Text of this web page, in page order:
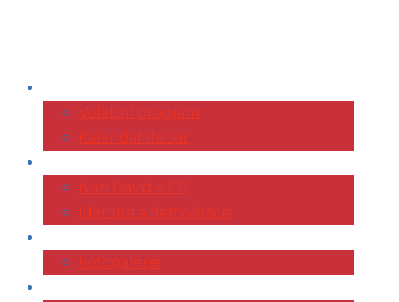
Volební program
Kalendář debat
Ivan David v EP
Identita a demokracie
Fotogalerie